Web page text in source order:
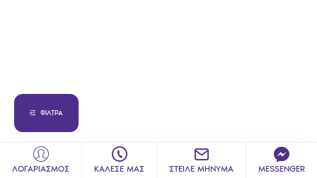
ΛΟΓΑΡΙΑΣΜΟΣ ΚΑΛΕΣΕ ΜΑΣ ΣΤΕΙΛΕ ΜΗΝΥΜΑ MESSENGER
ΦΊΛΤΡΑ